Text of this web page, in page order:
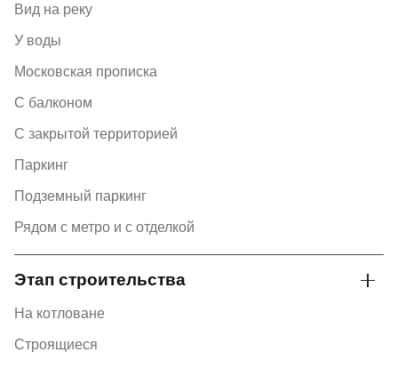
Вид на реку
У воды
Московская прописка
С балконом
С закрытой территорией
Паркинг
Подземный паркинг
Рядом с метро и с отделкой
Этап строительства
На котловане
Строящиеся